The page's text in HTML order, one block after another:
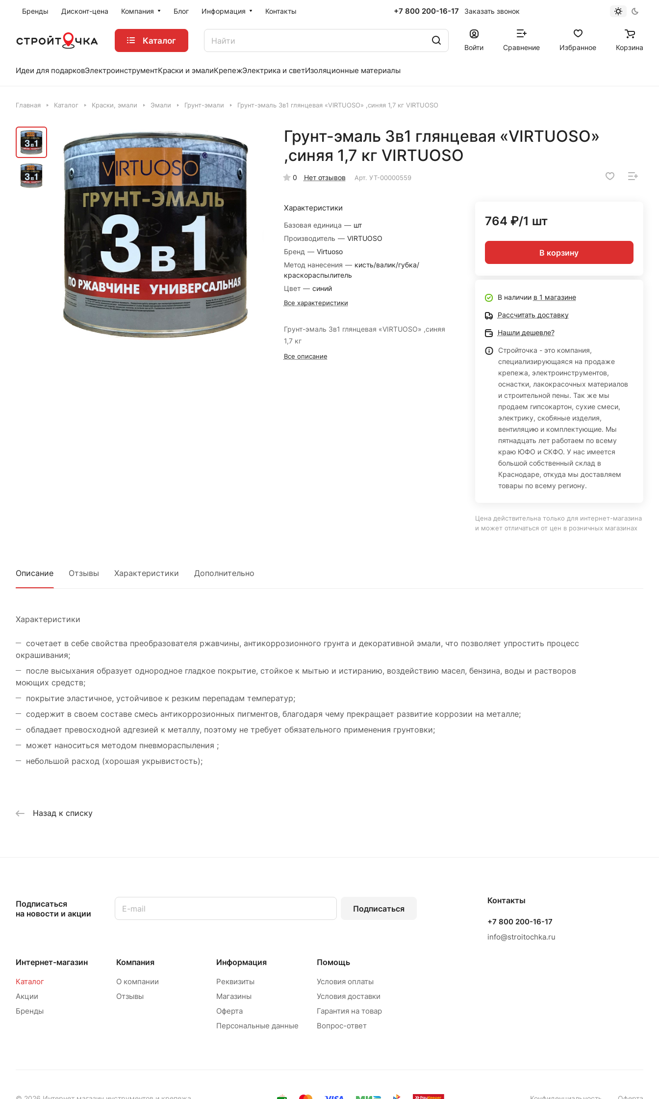
Бренды Дисконт-цена Компания Блог Информация Контакты +7 800 200-16-17 Заказать звонок
Каталог
Войти Сравнение Избранное Корзина
Идеи для подарковЭлектроинструментКраски и эмалиКрепежЭлектрика и светИзоляционные материалы
Главная Каталог Краски, эмали Эмали Грунт-эмали Грунт-эмаль 3в1 глянцевая «VIRTUOSO» ,синяя 1,7 кг VIRTUOSO
Грунт-эмаль 3в1 глянцевая «VIRTUOSO»
,синяя 1,7 кг VIRTUOSO
0 Нет отзывов Арт. УТ-00000559
Характеристики
Базовая единица — шт
Производитель — VIRTUOSO
Бренд — Virtuoso
Метод нанесения — кисть/валик/губка/
краскораспылитель
Цвет — синий
Все характеристики
Грунт-эмаль 3в1 глянцевая «VIRTUOSO» ,синяя
1,7 кг
Все описание
764 ₽/1 шт
В корзину
В наличии в 1 магазине
Рассчитать доставку
Нашли дешевле?
Стройточка - это компания,
специализирующаяся на продаже
крепежа, электроинструментов,
оснастки, лакокрасочных материалов
и строительной пены. Так же мы
продаем гипсокартон, сухие смеси,
электрику, скобяные изделия,
вентиляцию и комплектующие. Мы
пятнадцать лет работаем по всему
краю ЮФО и СКФО. У нас имеется
большой собственный склад в
Краснодаре, откуда мы доставляем
товары по всему региону.
Цена действительна только для интернет-магазина
и может отличаться от цен в розничных магазинах
Описание Отзывы Характеристики Дополнительно
Характеристики
сочетает в себе свойства преобразователя ржавчины, антикоррозионного грунта и декоративной эмали, что позволяет упростить процесс
окрашивания;
после высыхания образует однородное гладкое покрытие, стойкое к мытью и истиранию, воздействию масел, бензина, воды и растворов
моющих средств;
покрытие эластичное, устойчивое к резким перепадам температур;
содержит в своем составе смесь антикоррозионных пигментов, благодаря чему прекращает развитие коррозии на металле;
обладает превосходной адгезией к металлу, поэтому не требует обязательного применения грунтовки;
может наноситься методом пневмораспыления ;
небольшой расход (хорошая укрывистость);
Назад к списку
Подписаться
на новости и акции
Подписаться
Интернет-магазин
Каталог
Акции
Бренды
Компания
О компании
Отзывы
Информация
Реквизиты
Магазины
Оферта
Персональные данные
Помощь
Условия оплаты
Условия доставки
Гарантия на товар
Вопрос-ответ
Контакты
+7 800 200-16-17
info@stroitochka.ru